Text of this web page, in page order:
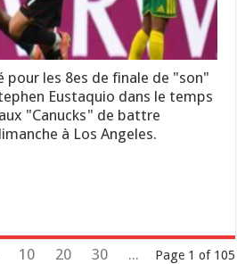
pour les 8es de finale de "son"
Eustaquio dans le temps
"Canucks" de battre
à Los Angeles.
Page 1 of 105
10 20 30
...